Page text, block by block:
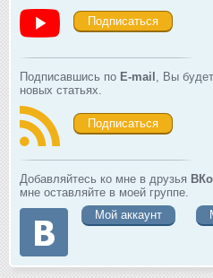
Подписаться
Подписавшись по E-mail , Вы
новых статьях.
Подписаться
Добавляйтесь ко мне в друзья
мне оставляйте в моей группе.
Мой аккаунт